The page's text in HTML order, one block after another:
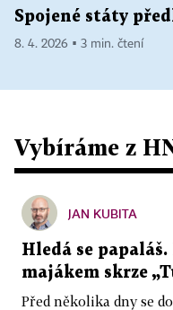
Spojené státy
8. 4. 2026 ▪ 3 min. čtení
Vybíráme z
JAN KUBITA
Hledá se
majákem skrze
Před několika dny se